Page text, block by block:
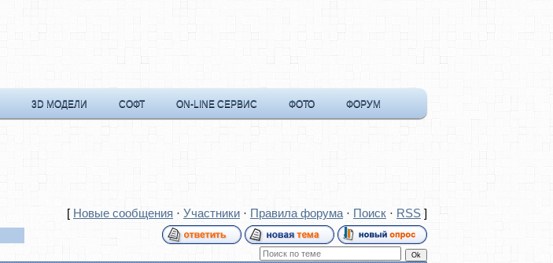
3D МОДЕЛИ СОФТ ON-LINE СЕРВИС ФОТО ФОРУМ
[ Новые сообщения · Участники · Правила форума · Поиск · RSS]